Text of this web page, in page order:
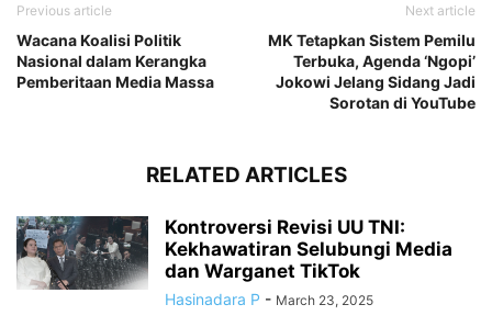
Previous article
Wacana Koalisi Politik
Nasional dalam Kerangka
Pemberitaan Media Massa
Next article
MK Tetapkan Sistem Pemilu
Terbuka, Agenda ‘Ngopi’
Jokowi Jelang Sidang Jadi
Sorotan di YouTube
RELATED ARTICLES
Kontroversi Revisi UU TNI:
Kekhawatiran Selubungi Media
dan Warganet TikTok
Hasinadara P - March 23, 2025